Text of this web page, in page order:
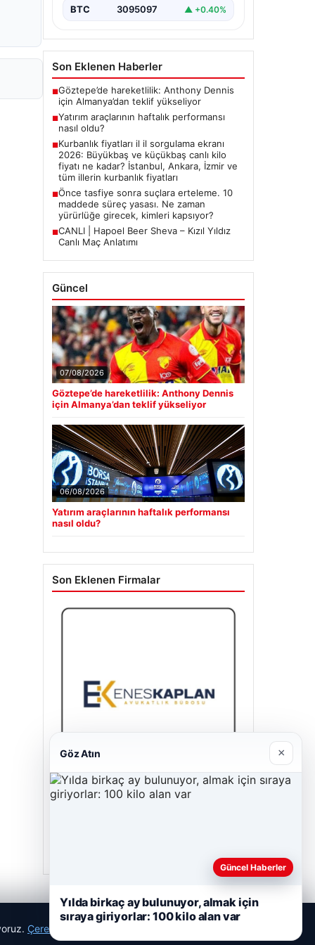
2026 Kurban Bayramı öncesinde en
BTC 3095097 ▲ +0.40%
Son Eklenen Haberler
■Göztepe’de hareketlilik: Anthony Dennis
için Almanya’dan teklif yükseliyor
■Yatırım araçlarının haftalık performansı
nasıl oldu?
■Kurbanlık fiyatları il il sorgulama ekranı
2026: Büyükbaş ve küçükbaş canlı kilo
fiyatı ne kadar? İstanbul, Ankara, İzmir ve
tüm illerin kurbanlık fiyatları
■Önce tasfiye sonra suçlara erteleme. 10
maddede süreç yasası. Ne zaman
yürürlüğe girecek, kimleri kapsıyor?
■CANLI | Hapoel Beer Sheva – Kızıl Yıldız
Canlı Maç Anlatımı
Güncel
07/08/2026
Göztepe’de hareketlilik: Anthony Dennis
için Almanya’dan teklif yükseliyor
06/08/2026
Yatırım araçlarının haftalık performansı
nasıl oldu?
Son Eklenen Firmalar
Çerez Politikamız
Göz Atın ×
Güncel Haberler
Yılda birkaç ay bulunuyor, almak için
sıraya giriyorlar: 100 kilo alan var